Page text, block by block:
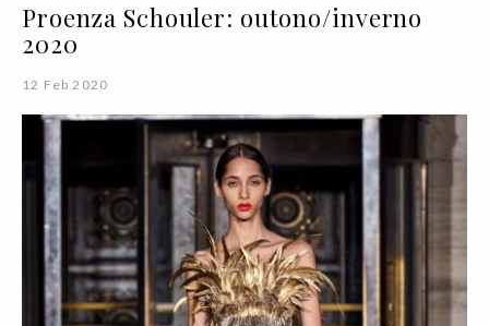
Proenza Schouler: outono/inverno
2020
12 Feb 2020